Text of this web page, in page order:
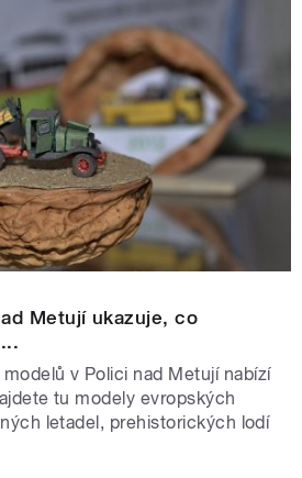
Metují ukazuje, co
v Polici nad Metují nabízí
tu modely evropských
letadel, prehistorických lodí